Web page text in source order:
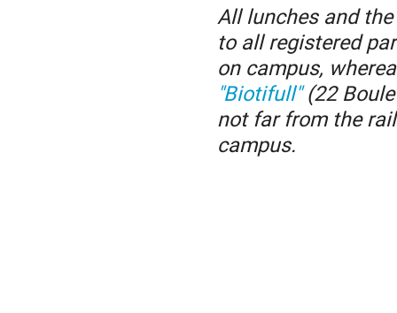
All lunches and
to all registered
on campus,
"Biotifull"(22
not far from the
campus.